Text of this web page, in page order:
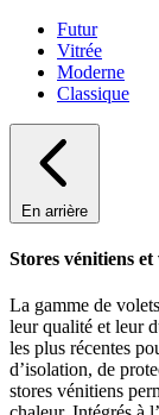
Futur
Vitrée
Moderne
Classique
En arrière
Stores vénitiens
La gamme de
leur qualité et leur
les plus récentes
d’isolation, de
stores vénitiens